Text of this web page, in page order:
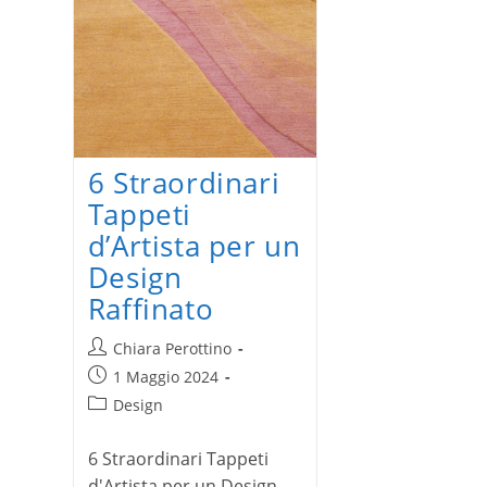
6 Straordinari
Tappeti
d’Artista per un
Design
Raffinato
Autore
dell'articolo:
Chiara Perottino
Articolo
pubblicato:
1 Maggio 2024
Categoria
Design
6 Straordinari Tappeti